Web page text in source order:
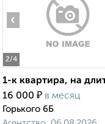
2/4
‹
1-к квартира, на
16 000 ₽ в месяц
Горького 6Б